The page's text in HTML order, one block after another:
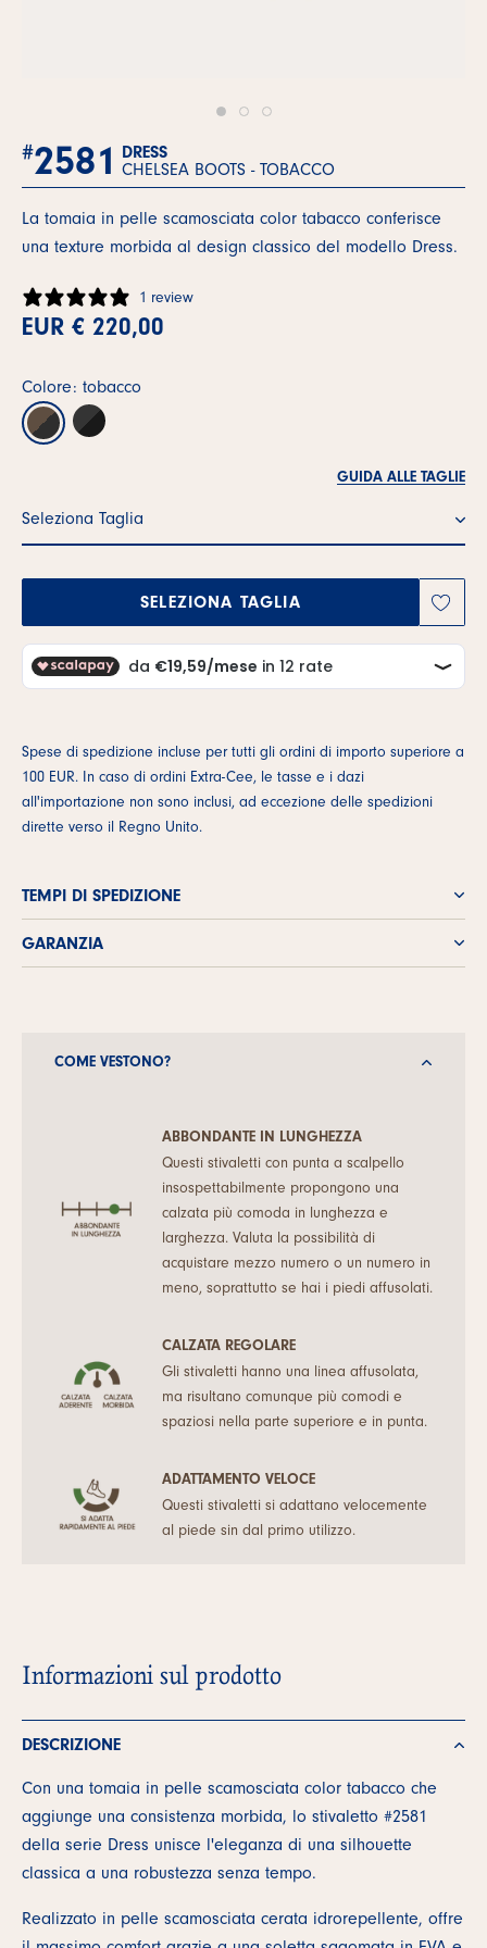
#2581
DRESS
CHELSEA BOOTS - TOBACCO
La tomaia in pelle scamosciata color tabacco conferisce
una texture morbida al design classico del modello Dress.
1 review
EUR € 220,00
Colore: tobacco
GUIDA ALLE TAGLIE
Seleziona Taglia
SELEZIONA TAGLIA
Spese di spedizione incluse per tutti gli ordini di importo superiore a
100 EUR. In caso di ordini Extra-Cee, le tasse e i dazi
all'importazione non sono inclusi, ad eccezione delle spedizioni
dirette verso il Regno Unito.
TEMPI DI SPEDIZIONE
GARANZIA
COME VESTONO?
ABBONDANTE IN LUNGHEZZA
Questi stivaletti con punta a scalpello
insospettabilmente propongono una
calzata più comoda in lunghezza e
larghezza. Valuta la possibilità di
acquistare mezzo numero o un numero in
meno, soprattutto se hai i piedi affusolati.
CALZATA REGOLARE
Gli stivaletti hanno una linea affusolata,
ma risultano comunque più comodi e
spaziosi nella parte superiore e in punta.
ADATTAMENTO VELOCE
Questi stivaletti si adattano velocemente
al piede sin dal primo utilizzo.
Informazioni sul prodotto
DESCRIZIONE
Con una tomaia in pelle scamosciata color tabacco che
aggiunge una consistenza morbida, lo stivaletto #2581
della serie Dress unisce l'eleganza di una silhouette
classica a una robustezza senza tempo.
Realizzato in pelle scamosciata cerata idrorepellente, offre